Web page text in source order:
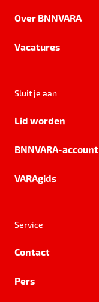
Over BNNVARA
Vacatures
Sluit je aan
Lid worden
BNNVARA-account
VARAgids
Service
Contact
Pers